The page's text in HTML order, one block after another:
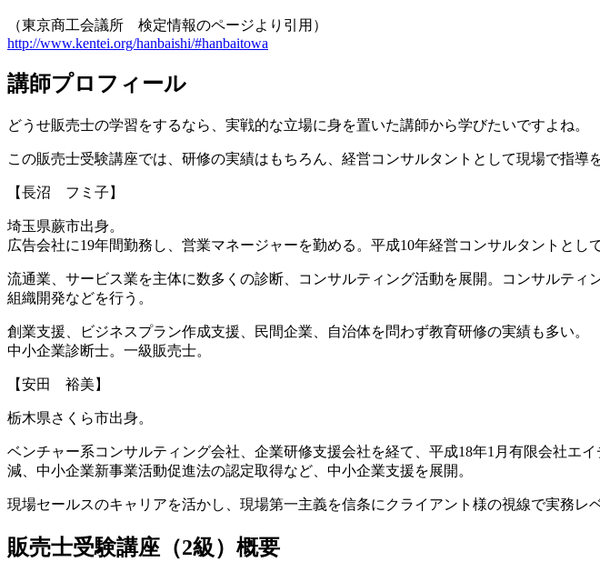
（東京商工会議所 検定情報のページより引用）
http://www.kentei.org/hanbaishi/#hanbaitowa
講師プロフィール
どうせ販売士の学習をするなら、実戦的な立場に身を置いた講師から学びたいですよね。
この販売士受験講座では、研修の実績はもちろん、経営コンサルタントとして現場で指導
【長沼 フミ子】
埼玉県蕨市出身。
広告会社に19年間勤務し、営業マネージャーを勤める。平成10年経営コンサルタントとし
流通業、サービス業を主体に数多くの診断、コンサルティング活動を展開。コンサルテ
組織開発などを行う。
創業支援、ビジネスプラン作成支援、民間企業、自治体を問わず教育研修の実績も多い。
中小企業診断士。一級販売士。
【安田 裕美】
栃木県さくら市出身。
ベンチャー系コンサルティング会社、企業研修支援会社を経て、平成18年1月有限会社エ
減、中小企業新事業活動促進法の認定取得など、中小企業支援を展開。
現場セールスのキャリアを活かし、現場第一主義を信条にクライアント様の視線で実務レ
販売士受験講座（2級）概要